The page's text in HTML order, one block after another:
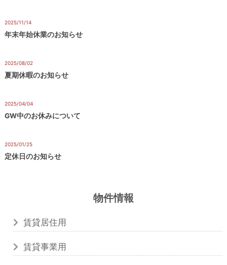
な
ら
の
不
産
屋
2025/11/14お知らせ
年末年始休業のお知らせ
2025/08/02お知らせ
夏期休暇のお知らせ
2025/04/04お知らせ
GW中のお休みについて
2025/01/25お知らせ
定休日のお知らせ
物件情報
賃貸居住用
賃貸事業用